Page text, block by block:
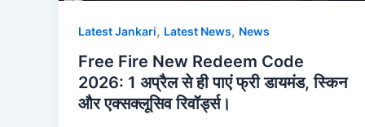
Latest Jankari, Latest News, News
Free Fire New Redeem Code
2026: 1 अप्रैल से ही पाएं फ्री डायमंड, स्किन
और एक्सक्लूसिव रिवॉर्ड्स।